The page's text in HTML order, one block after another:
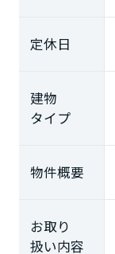
定休日
建物
タイプ
物件概要
お取り
扱い内容